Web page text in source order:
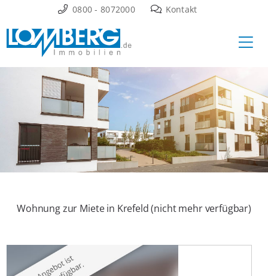
Inhalt
springen
0800 - 8072000 Kontakt
Wohnung zur Miete in Krefeld (nicht mehr verfügbar)